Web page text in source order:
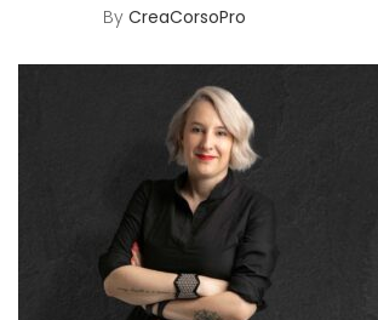
By CreaCorsoPro